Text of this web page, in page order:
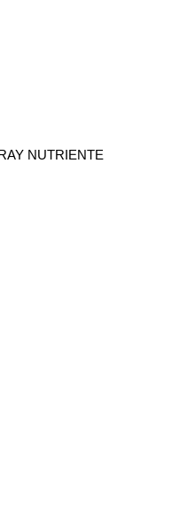
NUTRIENTE